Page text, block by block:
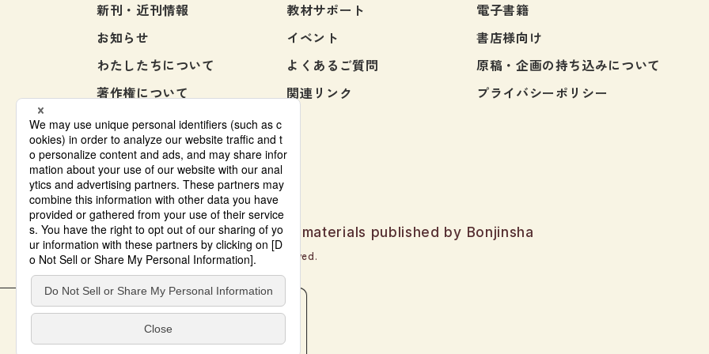
本をさがす 教材サポート 電子書籍
新刊・近刊情報 教材サポート
電子書籍
お知らせ
イベント
書店様向け
わたしたちについて
よくあるご質問
原稿・企画の持ち込みについて
著作権について
関連リンク
プライバシーポリシー
お問い合わせ
Japanese language learning materials published by Bonjinsha
© Bonjinsha Co., LTD. All Rights Reserved.